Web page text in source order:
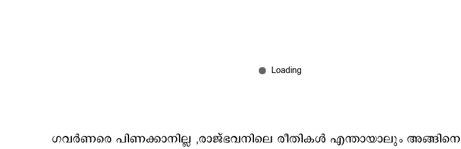
ഗവര്‍ണരെ പിണക്കാനില്ല ,രാജ്ഭവനിലെ രീതികള്‍ എന്തായാലും അങ്ങിനെ